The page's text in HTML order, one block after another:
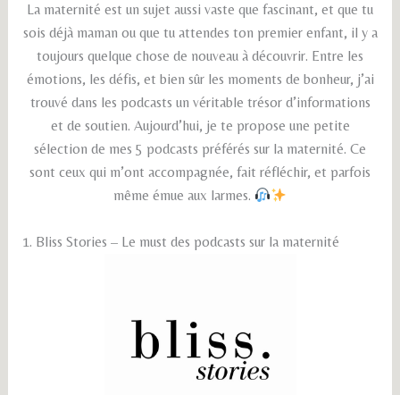
La maternité est un sujet aussi vaste que fascinant, et que tu
sois déjà maman ou que tu attendes ton premier enfant, il y a
toujours quelque chose de nouveau à découvrir. Entre les
émotions, les défis, et bien sûr les moments de bonheur, j’ai
trouvé dans les podcasts un véritable trésor d’informations
et de soutien. Aujourd’hui, je te propose une petite
sélection de mes 5 podcasts préférés sur la maternité. Ce
sont ceux qui m’ont accompagnée, fait réfléchir, et parfois
même émue aux larmes.
1. Bliss Stories – Le must des podcasts sur la maternité